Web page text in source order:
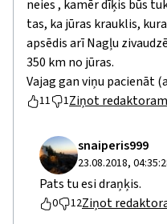
neies , kamēr dīķis būs
tas, ka jūras krauklis,
apsēdis arī Nagļu
350 km no jūras.
Vajag gan viņu pacienāt
11 1Ziņot redaktoram
snaiperis999
23.08.2018,
Pats tu esi draņķis.
0 12Ziņot